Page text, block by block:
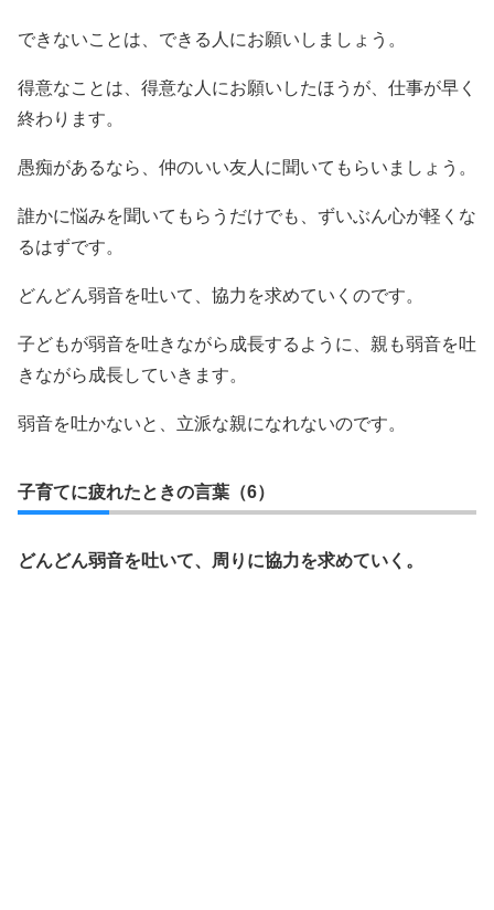
できないことは、できる人にお願いしましょう。
得意なことは、得意な人にお願いしたほうが、仕事が早く
終わります。
愚痴があるなら、仲のいい友人に聞いてもらいましょう。
誰かに悩みを聞いてもらうだけでも、ずいぶん心が軽くな
るはずです。
どんどん弱音を吐いて、協力を求めていくのです。
子どもが弱音を吐きながら成長するように、親も弱音を吐
きながら成長していきます。
弱音を吐かないと、立派な親になれないのです。
子育てに疲れたときの言葉（6）
どんどん弱音を吐いて、周りに協力を求めていく。